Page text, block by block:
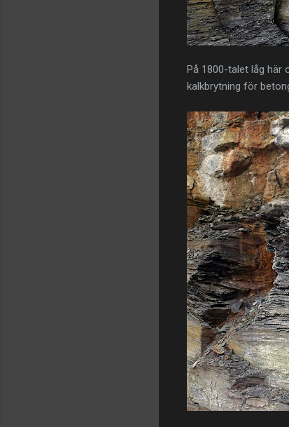
På 1800-talet låg här
kalkbrytning för